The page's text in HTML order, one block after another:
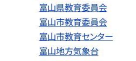
富山県教育委員会
富山市教育委員会
富山市教育センター
富山地方気象台